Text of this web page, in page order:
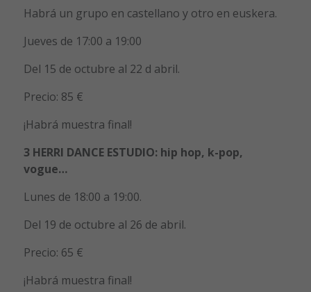
Habrá un grupo en castellano y otro en euskera.
Jueves de 17:00 a 19:00
Del 15 de octubre al 22 d abril.
Precio: 85 €
¡Habrá muestra final!
3 HERRI DANCE ESTUDIO: hip hop, k-pop,
vogue…
Lunes de 18:00 a 19:00.
Del 19 de octubre al 26 de abril.
Precio: 65 €
¡Habrá muestra final!